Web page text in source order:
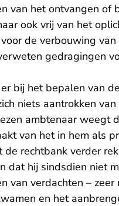
van het ontvangen of
ook vrij van het
de verbouwing
gedragingen
bij het bepalen van
niets aantrokken
ambtenaar weegt
van het in hem als
rechtbank verder
dat hij sindsdien niet
van verdachten –
en het